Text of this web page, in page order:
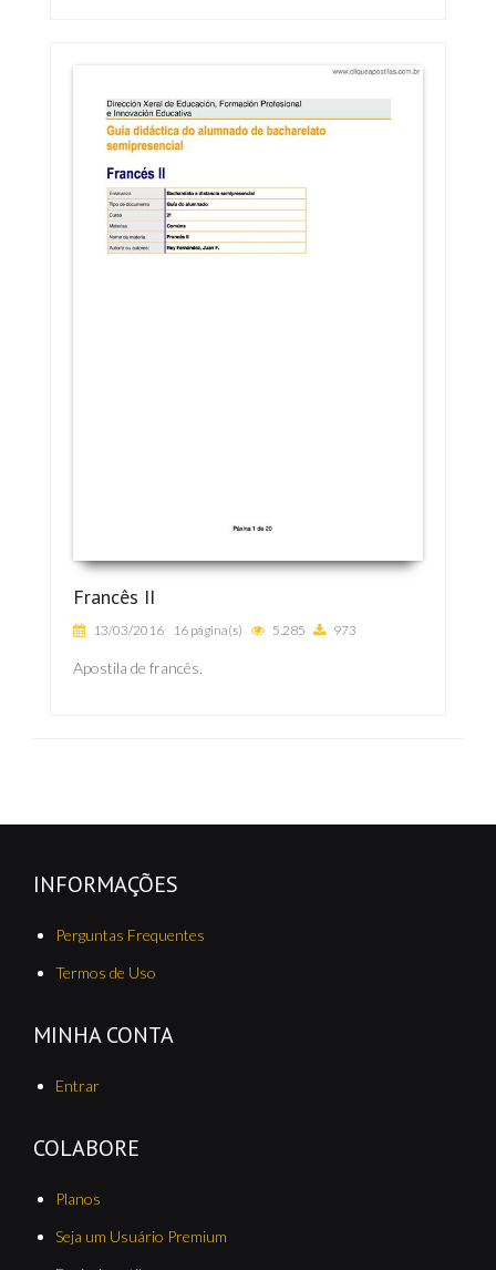
Francês II
13/03/2016 16 página(s) 5.285 973
Apostila de francês.
INFORMAÇÕES
Perguntas Frequentes
Termos de Uso
MINHA CONTA
Entrar
COLABORE
Planos
Seja um Usuário Premium